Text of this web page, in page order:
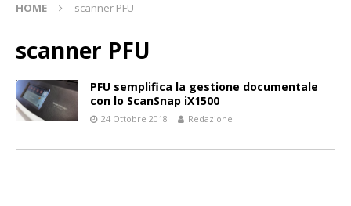
HOME scanner PFU
scanner PFU
PFU semplifica la gestione documentale
con lo ScanSnap iX1500
24 Ottobre 2018 Redazione